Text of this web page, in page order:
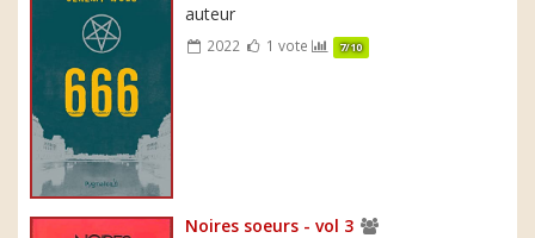
auteur
2022 1 vote 7/10
Noires soeurs - vol 3